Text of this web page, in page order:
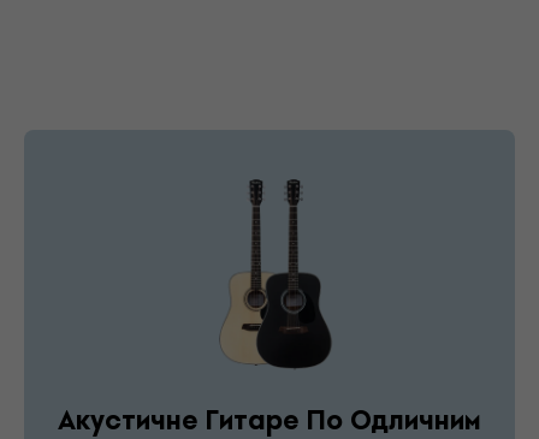
Акустичне Гитаре По Одличним